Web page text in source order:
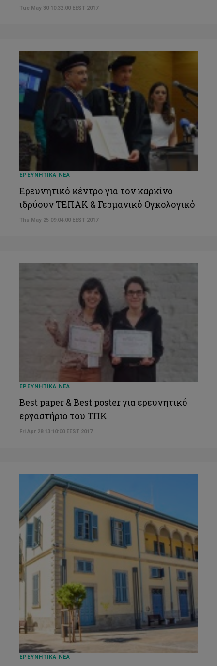
Tue May 30 10:32:00 EEST 2017
ΕΡΕΥΝΗΤΙΚΑ ΝΕΑ
Ερευνητικό κέντρο για τον καρκίνο
ιδρύουν ΤΕΠΑΚ & Γερμανικό Ογκολογικό
Thu May 25 09:04:00 EEST 2017
ΕΡΕΥΝΗΤΙΚΑ ΝΕΑ
Best paper & Best poster για ερευνητικό
εργαστήριο του ΤΠΚ
Fri Apr 28 13:10:00 EEST 2017
ΕΡΕΥΝΗΤΙΚΑ ΝΕΑ